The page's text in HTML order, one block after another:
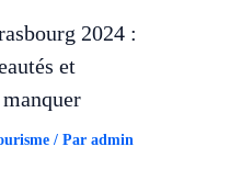
2024 :
et
/ Par admin